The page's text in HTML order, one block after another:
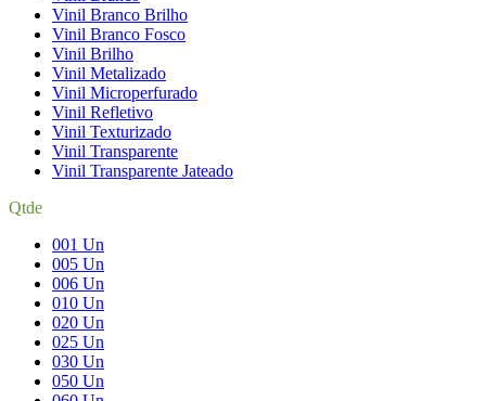
Vinil Branco Brilho
Vinil Branco Fosco
Vinil Brilho
Vinil Metalizado
Vinil Microperfurado
Vinil Refletivo
Vinil Texturizado
Vinil Transparente
Vinil Transparente Jateado
Qtde
001 Un
005 Un
006 Un
010 Un
020 Un
025 Un
030 Un
050 Un